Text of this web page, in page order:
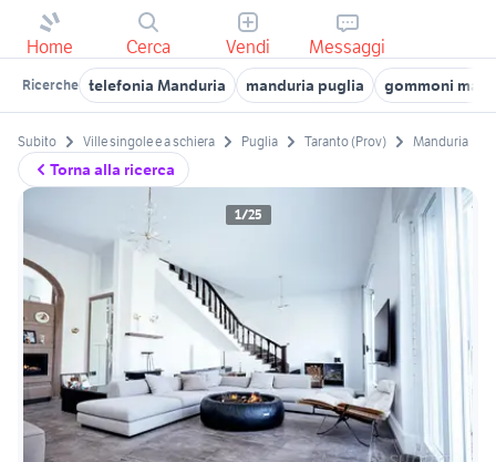
Home Cerca Vendi Messaggi
Ricerche telefonia Manduria manduria puglia gommoni
Torna alla ricerca
Subito Ville singole e a schiera Puglia Taranto (Prov) Manduria
1/25